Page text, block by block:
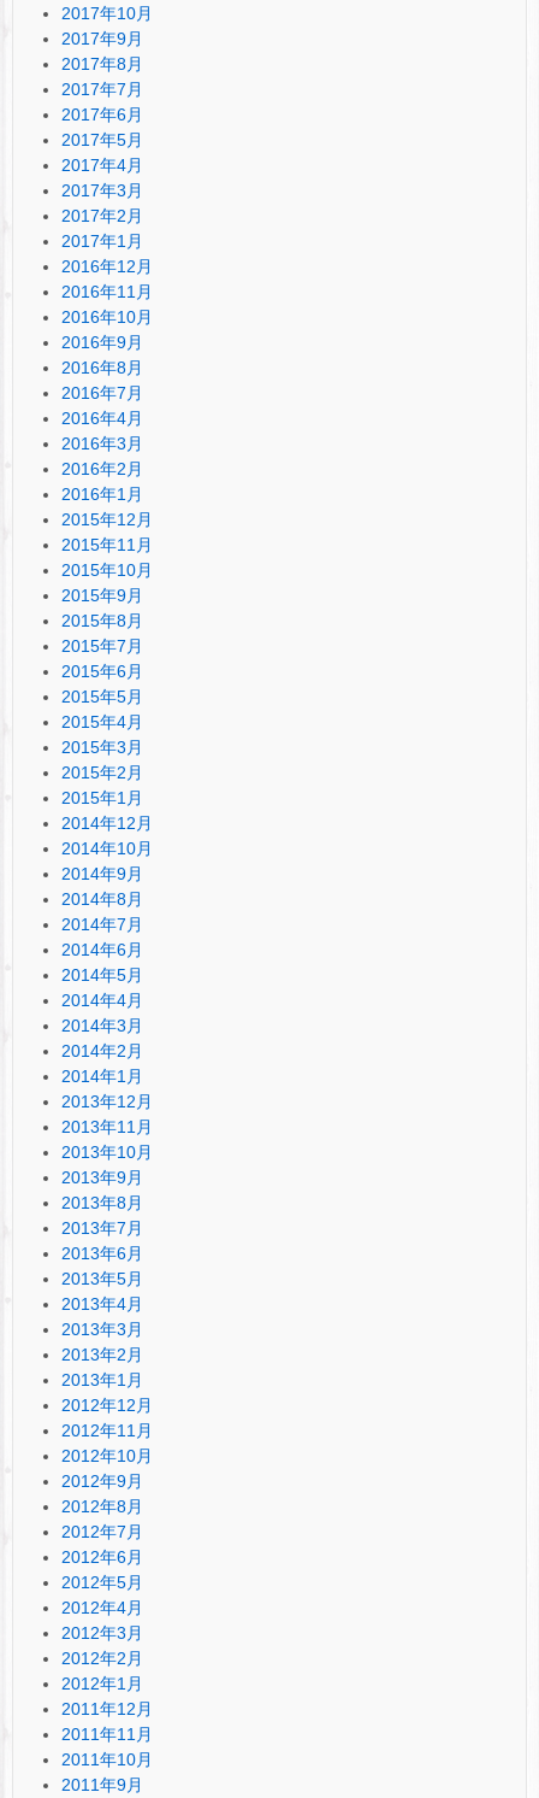
2017年10月
2017年9月
2017年8月
2017年7月
2017年6月
2017年5月
2017年4月
2017年3月
2017年2月
2017年1月
2016年12月
2016年11月
2016年10月
2016年9月
2016年8月
2016年7月
2016年4月
2016年3月
2016年2月
2016年1月
2015年12月
2015年11月
2015年10月
2015年9月
2015年8月
2015年7月
2015年6月
2015年5月
2015年4月
2015年3月
2015年2月
2015年1月
2014年12月
2014年10月
2014年9月
2014年8月
2014年7月
2014年6月
2014年5月
2014年4月
2014年3月
2014年2月
2014年1月
2013年12月
2013年11月
2013年10月
2013年9月
2013年8月
2013年7月
2013年6月
2013年5月
2013年4月
2013年3月
2013年2月
2013年1月
2012年12月
2012年11月
2012年10月
2012年9月
2012年8月
2012年7月
2012年6月
2012年5月
2012年4月
2012年3月
2012年2月
2012年1月
2011年12月
2011年11月
2011年10月
2011年9月